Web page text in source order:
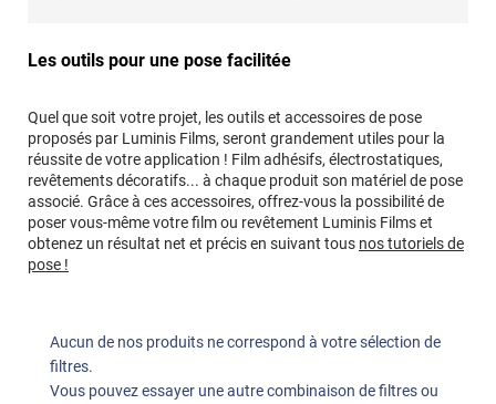
Les outils pour une pose facilitée
Quel que soit votre projet, les outils et accessoires de pose
proposés par Luminis Films, seront grandement utiles pour la
réussite de votre application ! Film adhésifs, électrostatiques,
revêtements décoratifs... à chaque produit son matériel de pose
associé. Grâce à ces accessoires, offrez-vous la possibilité de
poser vous-même votre film ou revêtement Luminis Films et
obtenez un résultat net et précis en suivant tous nos tutoriels de
pose !
Aucun de nos produits ne correspond à votre sélection de
filtres.
Vous pouvez essayer une autre combinaison de filtres ou